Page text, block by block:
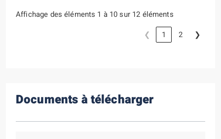
Affichage des éléments 1 à 10 sur 12 éléments
❮
1 2 ❯
Documents à télécharger